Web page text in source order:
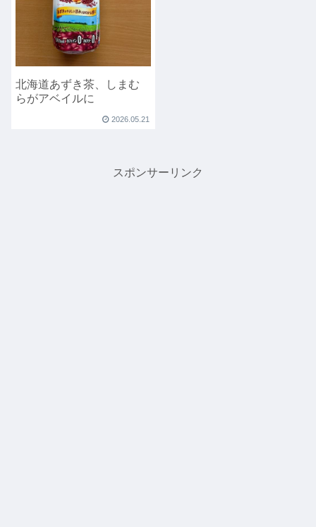
北海道あずき茶、しまむ
らがアベイルに
2026.05.21
スポンサーリンク